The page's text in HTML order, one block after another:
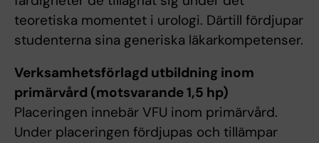
teoretiska momentet i urologi. Därtill fördjupar
studenterna sina generiska läkarkompetenser.
Verksamhetsförlagd utbildning inom
primärvård (motsvarande 1,5 hp)
Placeringen innebär VFU inom primärvård.
Under placeringen fördjupas och tillämpar